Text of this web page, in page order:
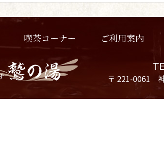
喫茶コーナー ご利用案内
〒 221-0061